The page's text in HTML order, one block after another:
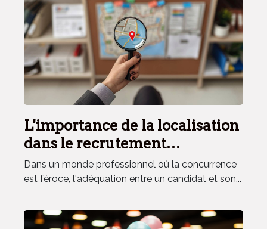
L'importance de la localisation
dans le recrutement
commercial
Dans un monde professionnel où la concurrence
est féroce, l'adéquation entre un candidat et son...